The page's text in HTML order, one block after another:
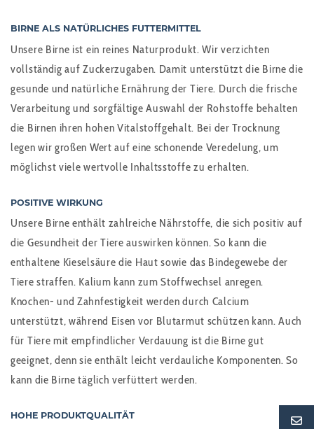
BIRNE ALS NATÜRLICHES FUTTERMITTEL
Unsere Birne ist ein reines Naturprodukt. Wir verzichten
vollständig auf Zuckerzugaben. Damit unterstützt die Birne die
gesunde und natürliche Ernährung der Tiere. Durch die frische
Verarbeitung und sorgfältige Auswahl der Rohstoffe behalten
die Birnen ihren hohen Vitalstoffgehalt. Bei der Trocknung
legen wir großen Wert auf eine schonende Veredelung, um
möglichst viele wertvolle Inhaltsstoffe zu erhalten.
POSITIVE WIRKUNG
Unsere Birne enthält zahlreiche Nährstoffe, die sich positiv auf
die Gesundheit der Tiere auswirken können. So kann die
enthaltene Kieselsäure die Haut sowie das Bindegewebe der
Tiere straffen. Kalium kann zum Stoffwechsel anregen.
Knochen- und Zahnfestigkeit werden durch Calcium
unterstützt, während Eisen vor Blutarmut schützen kann. Auch
für Tiere mit empfindlicher Verdauung ist die Birne gut
geeignet, denn sie enthält leicht verdauliche Komponenten. So
kann die Birne täglich verfüttert werden.
HOHE PRODUKTQUALITÄT